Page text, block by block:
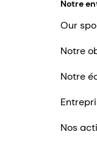
Notre
Our
Notre
Notre
Nos